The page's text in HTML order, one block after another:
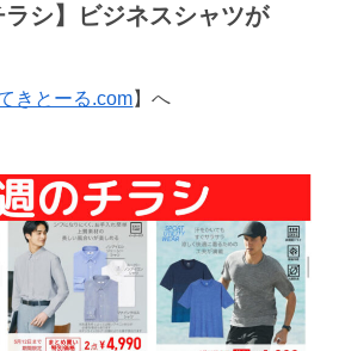
ラシ】ビジネスシャツが
きとーる.com】へ